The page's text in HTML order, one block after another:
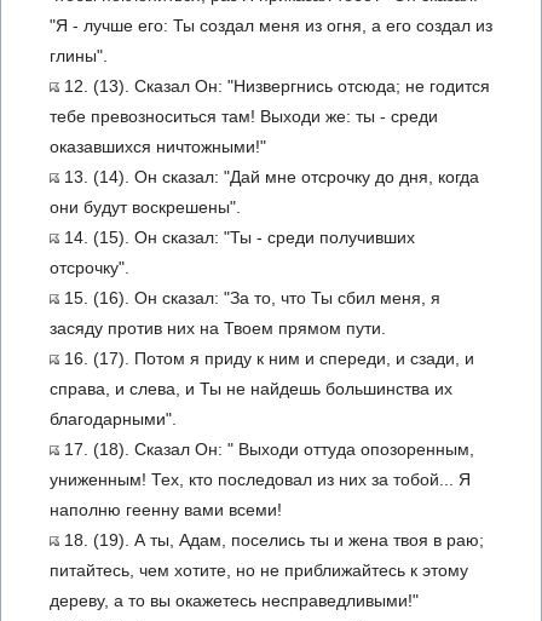
"Я - лучше его: Ты создал меня из огня, а его создал из
глины".
12. (13). Сказал Он: "Низвергнись отсюда; не годится
тебе превозноситься там! Выходи же: ты - среди
оказавшихся ничтожными!"
13. (14). Он сказал: "Дай мне отсрочку до дня, когда
они будут воскрешены".
14. (15). Он сказал: "Ты - среди получивших
отсрочку".
15. (16). Он сказал: "За то, что Ты сбил меня, я
засяду против них на Твоем прямом пути.
16. (17). Потом я приду к ним и спереди, и сзади, и
справа, и слева, и Ты не найдешь большинства их
благодарными".
17. (18). Сказал Он: " Выходи оттуда опозоренным,
униженным! Тех, кто последовал из них за тобой... Я
наполню геенну вами всеми!
18. (19). А ты, Адам, поселись ты и жена твоя в раю;
питайтесь, чем хотите, но не приближайтесь к этому
дереву, а то вы окажетесь несправедливыми!"